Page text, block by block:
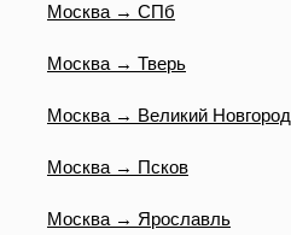
Москва → СПб
Москва → Тверь
Москва → Великий Новгород
Москва → Псков
Москва → Ярославль